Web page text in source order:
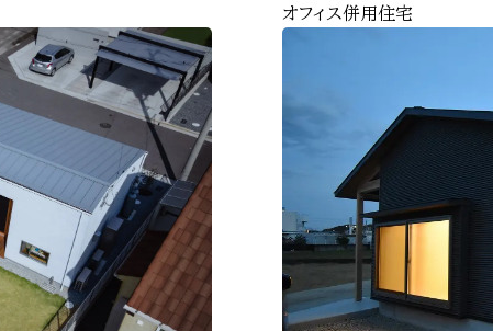
オフィス併用住宅